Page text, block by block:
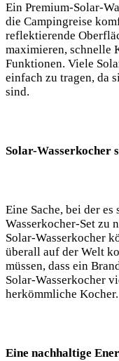
Ein Premium-Solar-
die Campingreise
reflektierende
maximieren, schnelle
Funktionen.‍ Viele⁤
einfach zu tragen,⁢ da
sind.
Solar-Wasserkocher
Eine Sache, bei der
Wasserkocher-Set zu
Solar-Wasserkocher
überall auf der Welt
müssen, dass⁣ ein
Solar-Wasserkocher
‌herkömmliche Kocher.
Eine nachhaltige